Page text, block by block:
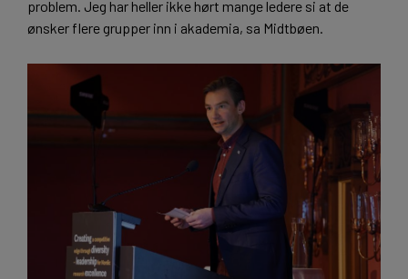
problem. Jeg har heller ikke hørt mange ledere si at de
ønsker flere grupper inn i akademia, sa Midtbøen.